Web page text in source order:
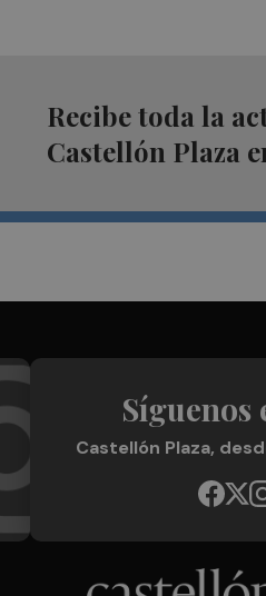
Recibe toda la
Castellón Plaza
Síguenos
Castellón Plaza,